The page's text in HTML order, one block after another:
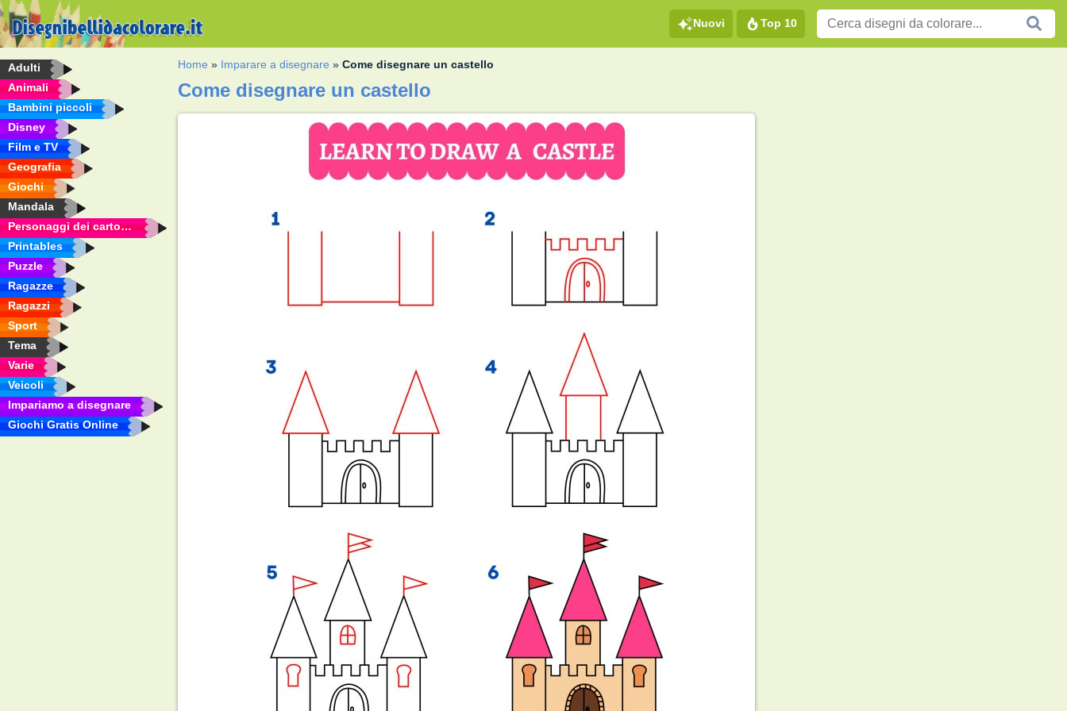
Nuovi Top 10
Adulti
Animali
Bambini piccoli
Disney
Film e TV
Geografia
Giochi
Mandala
Personaggi dei cartoni animati
Printables
Puzzle
Ragazze
Ragazzi
Sport
Tema
Varie
Veicoli
Impariamo a disegnare
Giochi Gratis Online
Home » Imparare a disegnare »Come disegnare un castello
Come disegnare un castello